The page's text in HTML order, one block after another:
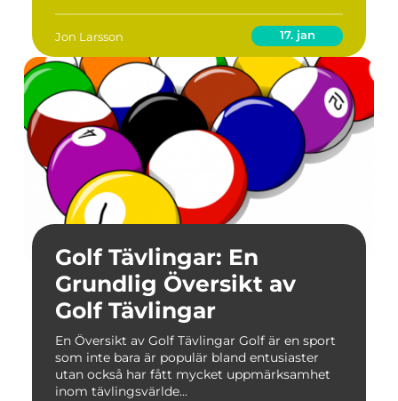
Jon Larsson 17. jan
Golf Tävlingar: En
Grundlig Översikt av
Golf Tävlingar
En Översikt av Golf Tävlingar Golf är en sport
som inte bara är populär bland entusiaster
utan också har fått mycket uppmärksamhet
inom tävlingsvärlde...